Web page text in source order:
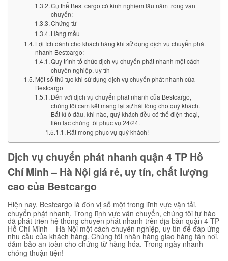
Cụ thể Best cargo có kinh nghiệm lâu năm trong vận
chuyển:
Chứng từ
Hàng mẫu
Lợi ích dành cho khách hàng khi sử dụng dịch vụ chuyển phát
nhanh Bestcargo:
Quy trình tổ chức dịch vụ chuyển phát nhanh một cách
chuyên nghiệp, uy tín
Một số thủ tục khi sử dụng dịch vụ chuyển phát nhanh của
Bestcargo
Đến với dịch vụ chuyển phát nhanh của Bestcargo,
chúng tôi cam kết mang lại sự hài lòng cho quý khách.
Bất kì ở đâu, khi nào, quý khách đều có thể điện thoại,
liên lạc chúng tôi phục vụ 24/24.
Rất mong phục vụ quý khách!
Dịch vụ chuyển phát nhanh quận 4 TP Hồ
Chí Minh – Hà Nội giá rẻ, uy tín, chất lượng
cao của Bestcargo
Hiện nay, Bestcargo là đơn vị số một trong lĩnh vực vận tải,
chuyển phát nhanh. Trong lĩnh vực vận chuyển, chúng tôi tự hào
đã phát triển hệ thống chuyển phát nhanh trên địa bàn quận 4 TP
Hồ Chí Minh – Hà Nội một cách chuyên nghiệp, uy tín để đáp ứng
nhu cầu của khách hàng. Chúng tôi nhận hàng giao hàng tận nơi,
đảm bảo an toàn cho chứng từ hàng hóa. Trong ngày nhanh
chóng thuận tiện!